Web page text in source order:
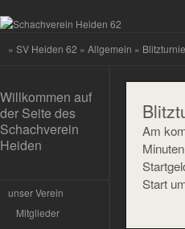
» SV Heiden 62 » Allgemein »
Willkommen auf
der Seite des
Schachverein
Heiden
unser Verein
Mitglieder
Am
Start